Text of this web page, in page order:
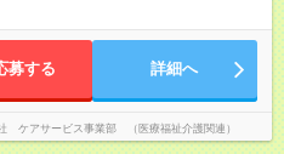
募する 詳細へ
ケアサービス事業部 （医療福祉介護関連）